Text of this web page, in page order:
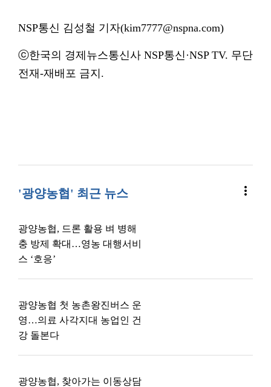
NSP통신 김성철 기자(kim7777@nspna.com)
ⓒ한국의 경제뉴스통신사 NSP통신·NSP TV. 무단
전재-재배포 금지.
'광양농협' 최근 뉴스 more_vert
광양농협, 드론 활용 벼 병해
충 방제 확대…영농 대행서비
스 ‘호응’
광양농협 첫 농촌왕진버스 운
영…의료 사각지대 농업인 건
강 돌본다
광양농협, 찾아가는 이동상담